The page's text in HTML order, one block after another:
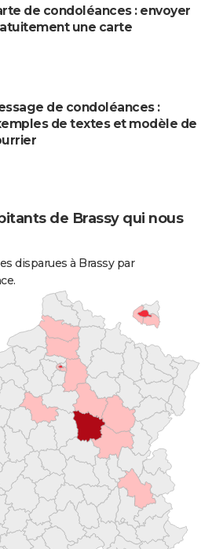
de condoléances : envoyer
une carte
de condoléances :
de textes et modèle de
de Brassy qui nous
disparues à Brassy par